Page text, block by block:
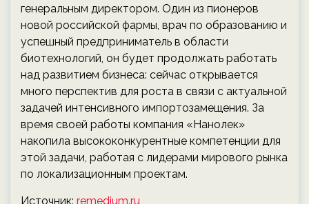
генеральным директором. Один из пионеров
новой российской фармы, врач по образованию и
успешный предприниматель в области
биотехнологий, он будет продолжать работать
над развитием бизнеса: сейчас открывается
много перспектив для роста в связи с актуальной
задачей интенсивного импортозамещения. За
время своей работы компания «Нанолек»
накопила высококонкурентные компетенции для
этой задачи, работая с лидерами мирового рынка
по локализационным проектам.
Источник: remedium.ru